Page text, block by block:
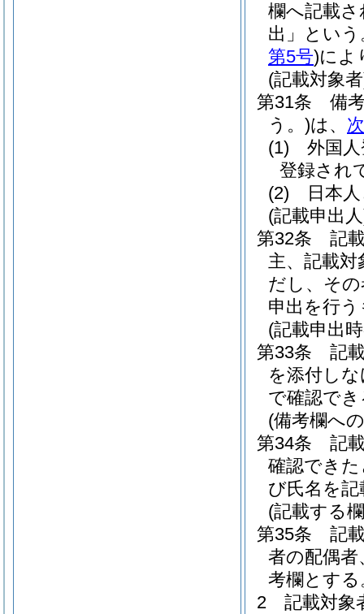
欄へ記載
出」という
第5号)によ
(記載対象
第31条
備
う。)は、
(1)
外国
登録され
(2)
日本
(記載申出
第32条
記
主、記載
だし、そ
申出を行
(記載申出
第33条
記
を添付し
で確認で
(備考欄へ
第34条
記
確認でき
び氏名を
(記載する
第35条
記
者の配偶
考欄とする
2
記載対象